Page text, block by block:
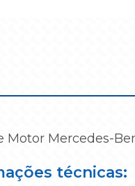
Motor Mercedes-
técnicas: